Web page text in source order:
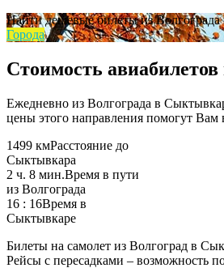
Найти дешевые билеты из
Города
Стоимость
Ежедневно из Волгограда в
цены этого направления помогут Вам
1499 кмРасстояние до
Сыктывкара
2 ч. 8 мин.Время в пути
из Волгограда
16 : 16Время в
Сыктывкаре
Билеты на самолет из Волгоград в
Рейсы с пересадками – возможность